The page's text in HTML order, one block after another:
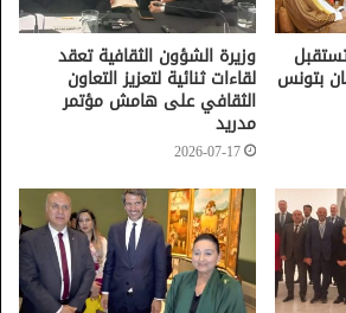
على الدور المحوري للثقافة
وعلى الحرص المشترك على تحويل هذه
تساهم في مزيد توطيد العلاقاتبتونس
وزيرة الشؤون الثقافية تعقد
لقاءات ثنائية لتعزيز التعاون
الثقافي على هامش مؤتمر
مدريد
2026-07-17